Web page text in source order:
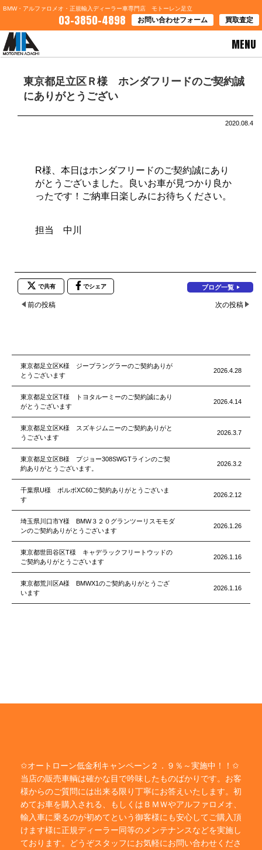
BMW・アルファロメオ・正規輸入ディーラー車専門店 モトーレン足立
03-3850-4898 お問い合わせフォーム 買取査定
MENU
HOME>ブログ一覧
東京都足立区Ｒ様 ホンダフリードのご契約誠
にありがとうござい
2020.08.4
R様、本日はホンダフリードのご契約誠にあり
がとうございました。良いお車が見つかり良か
ったです！ご納車日楽しみにお待ちください。
担当 中川
で共有 でシェア ブログ一覧
前の投稿 次の投稿
東京都足立区K様 ジープラングラーのご契約ありが
とうございます
2026.4.28
東京都足立区T様 トヨタルーミーのご契約誠にあり
がとうございます
2026.4.14
東京都足立区K様 スズキジムニーのご契約ありがと
うございます
2026.3.7
東京都足立区B様 プジョー308SWGTラインのご契
約ありがとうございます。
2026.3.2
千葉県U様 ボルボXC60ご契約ありがとうございま
す
2026.2.12
埼玉県川口市Y様 BMW３２０グランツーリスモモダ
ンのご契約ありがとうございます
2026.1.26
東京都世田谷区T様 キャデラックフリートウッドの
ご契約ありがとうございます
2026.1.16
東京都荒川区A様 BMWX1のご契約ありがとうござ
います
2026.1.16
✩オートローン低金利キャンペーン２．９％～実施中！！✩
当店の販売車輌は確かな目で吟味したものばかりです。お客
様からのご質問には出来る限り丁寧にお答えいたします。初
めてお車を購入される、もしくはＢＭＷやアルファロメオ、
輸入車に乗るのが初めてという御客様にも安心してご購入頂
けます様に正規ディーラー同等のメンテナンスなどを実施し
ております。どうぞスタッフにお気軽にお問い合わせくださ